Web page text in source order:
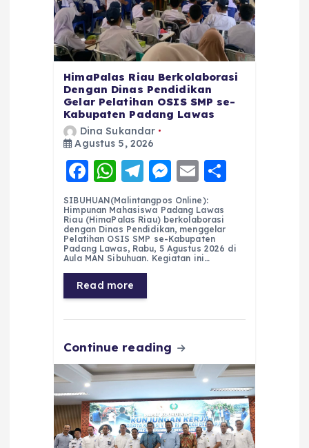
HimaPalas Riau Berkolaborasi
Dengan Dinas Pendidikan
Gelar Pelatihan OSIS SMP se-
Kabupaten Padang Lawas
Dina Sukandar
Agustus 5, 2026
F
a
c
e
b
o
o
k
W
h
a
ts
A
p
p
T
el
e
g
r
a
m
M
e
ss
e
n
E
m
ai
l
re
SIBUHUAN(Malintangpos Online):
Himpunan Mahasiswa Padang Lawas
Riau (HimaPalas Riau) berkolaborasi
dengan Dinas Pendidikan, menggelar
Pelatihan OSIS SMP se-Kabupaten
Padang Lawas, Rabu, 5 Agustus 2026 di
Aula MAN Sibuhuan. Kegiatan ini…
Read more
Continue reading